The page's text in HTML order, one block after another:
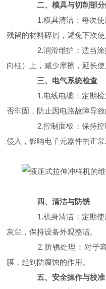
二、模具与切削部
1.模具清洁：每次使
残留的材料碎屑，避免下次使
2.润滑维护：适当涂
向柱）上，减少摩擦，延长使
三、电气系统检查
1.电线电缆：定期检
否牢固，防止因电路故障导致
2.控制面板：保持控
侵入，影响电子元器件的正常
四、清洁与防锈
1.机身清洁：定期使
灰尘，保持设备外观整洁。
2.防锈处理：对于容
膜，起到防腐蚀的作用。
五、安全操作与校准